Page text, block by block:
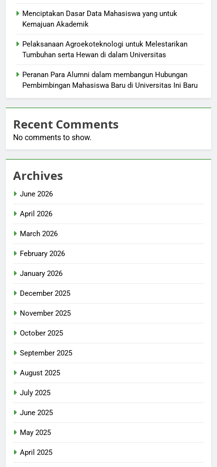
Menciptakan Dasar Data Mahasiswa yang untuk
Kemajuan Akademik
Pelaksanaan Agroekoteknologi untuk Melestarikan
Tumbuhan serta Hewan di dalam Universitas
Peranan Para Alumni dalam membangun Hubungan
Pembimbingan Mahasiswa Baru di Universitas Ini Baru
Recent Comments
No comments to show.
Archives
June 2026
April 2026
March 2026
February 2026
January 2026
December 2025
November 2025
October 2025
September 2025
August 2025
July 2025
June 2025
May 2025
April 2025